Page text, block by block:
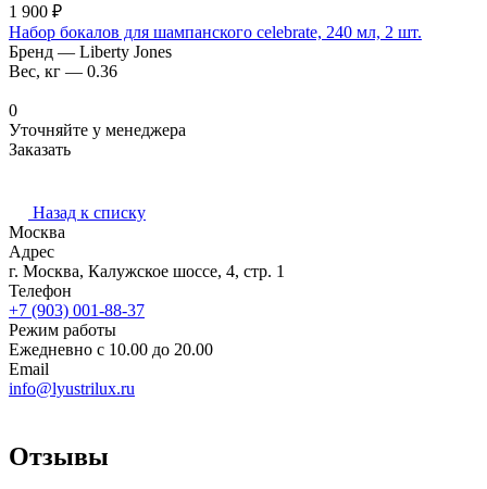
1 900 ₽
Набор бокалов для шампанского celebrate, 240 мл, 2 шт.
Бренд — Liberty Jones
Вес, кг — 0.36
0
Уточняйте у менеджера
Заказать
Назад к списку
Москва
Адрес
г. Москва, Калужское шоссе, 4, стр. 1
Телефон
+7 (903) 001-88-37
Режим работы
Ежедневно с 10.00 до 20.00
Email
info@lyustrilux.ru
Отзывы